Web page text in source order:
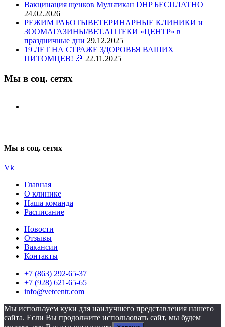
Вакцинация щенков Мультикан DHP БЕСПЛАТНО
24.02.2026
РЕЖИМ РАБОТЫВЕТЕРИНАРНЫЕ КЛИНИКИ и
ЗООМАГАЗИНЫ/ВЕТ.АПТЕКИ «ЦЕНТР» в
праздничные дни 29.12.2025
19 ЛЕТ НА СТРАЖЕ ЗДОРОВЬЯ ВАШИХ
ПИТОМЦЕВ! 🎉 22.11.2025
Мы в соц. сетях
Мы в соц. сетях
Vk
Главная
О клинике
Наша команда
Расписание
Новости
Отзывы
Вакансии
Контакты
+7 (863) 292-65-37
+7 (928) 621-65-65
info@vetcentr.com
Мы используем куки для наилучшего представления нашего
сайта. Если Вы продолжите использовать сайт, мы будем